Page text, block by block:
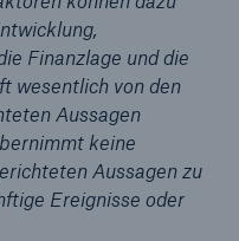
Finanzlage und die
wesentlich von den
Aussagen
keine
Aussagen zu
Ereignisse oder